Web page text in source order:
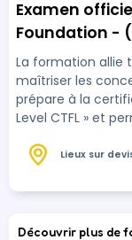
Examen
Foundation -
mobilisant
La formation allie
maîtriser les
prépare à la
Level CTFL » et
fiabilité.Lieux sur
Découvrir plus de